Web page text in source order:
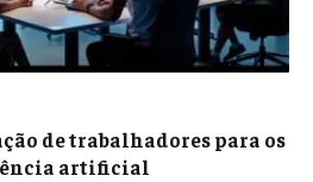
de trabalhadores para os
artificial